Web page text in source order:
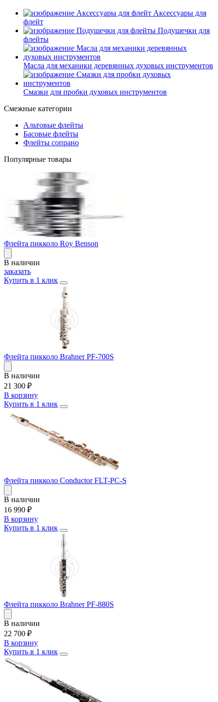
Аксессуары для
флейт
Подушечки для
флейты
Масла для механики деревянных духовых инструментов
Смазки для пробки духовых инструментов
Смежные категории
Альтовые флейты
Басовые флейты
Флейты сопрано
Популярные товары
Флейта пикколо Roy Benson
В наличии
заказать
Купить в 1 клик
Флейта пикколо Brahner PF-700S
В наличии
21 300 ₽
В корзину
Купить в 1 клик
Флейта пикколо Conductor FLT-PC-S
В наличии
16 990 ₽
В корзину
Купить в 1 клик
Флейта пикколо Brahner PF-880S
В наличии
22 700 ₽
В корзину
Купить в 1 клик